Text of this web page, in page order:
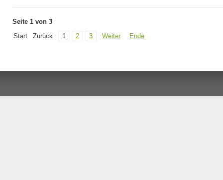
Seite 1 von 3
Start
Zurück 1 2 3 Weiter Ende